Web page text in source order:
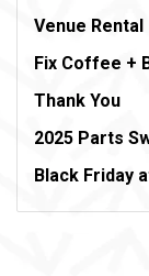
Venue Rental
Fix Coffee +
Thank You
2025 Parts
Black Friday